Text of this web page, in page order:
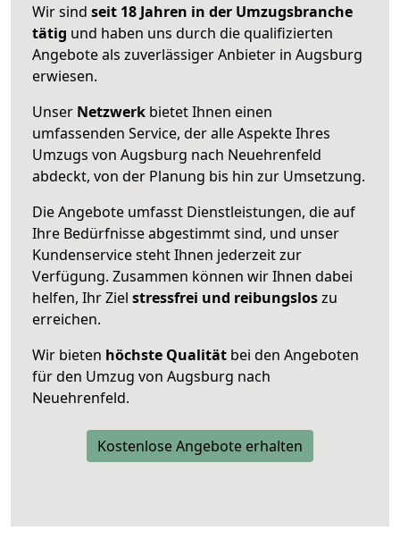
Wir sind seit 18 Jahren in der Umzugsbranche
tätig und haben uns durch die qualifizierten
Angebote als zuverlässiger Anbieter in Augsburg
erwiesen.
Unser Netzwerk bietet Ihnen einen
umfassenden Service, der alle Aspekte Ihres
Umzugs von Augsburg nach Neuehrenfeld
abdeckt, von der Planung bis hin zur Umsetzung.
Die Angebote umfasst Dienstleistungen, die auf
Ihre Bedürfnisse abgestimmt sind, und unser
Kundenservice steht Ihnen jederzeit zur
Verfügung. Zusammen können wir Ihnen dabei
helfen, Ihr Ziel stressfrei und reibungsloszu
erreichen.
Wir bieten höchste Qualität bei den Angeboten
für den Umzug von Augsburg nach
Neuehrenfeld.
Kostenlose Angebote erhalten